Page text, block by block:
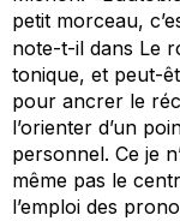
petit morceau,
note-t-il dans Le
tonique, et peut-
pour ancrer le
l’orienter d’un
personnel. Ce je
même pas le
l’emploi des